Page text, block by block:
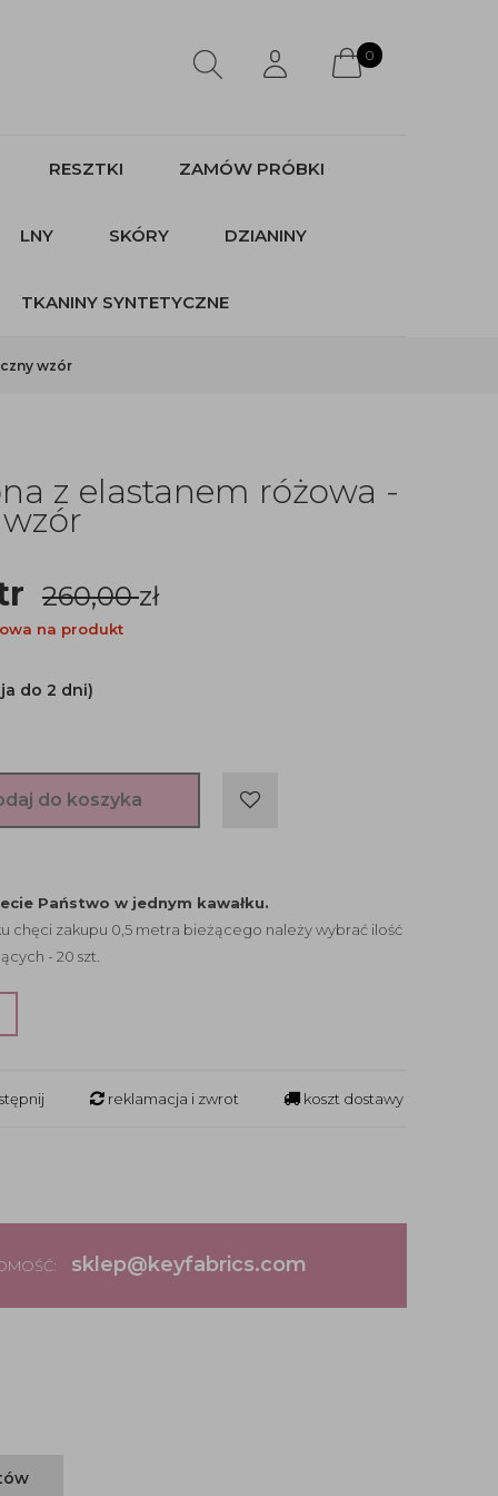
0
RESZTKI ZAMÓW PRÓBKI
LNY SKÓRY DZIANINY
TKANINY SYNTETYCZNE
wzór
z elastanem różowa -
260,00zł
na produkt
do 2 dni)
do koszyka
Państwo w jednym kawałku.
chęci zakupu 0,5 metra bieżącego należy wybrać ilość
- 20 szt.
reklamacja i zwrot koszt dostawy
sklep@keyfabrics.com